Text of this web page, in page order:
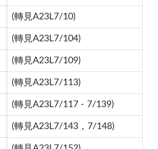
(轉見A23L7/10)
(轉見A23L7/104)
(轉見A23L7/109)
(轉見A23L7/113)
(轉見A23L7/117 - 7/139)
(轉見A23L7/143，7/148)